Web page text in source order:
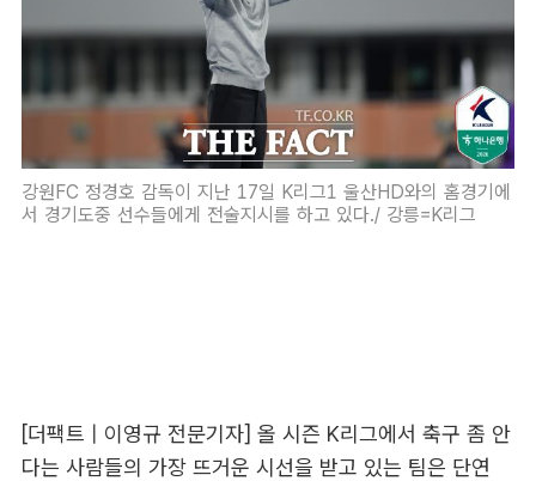
강원FC 정경호 감독이 지난 17일 K리그1 울산HD와의 홈경기에
서 경기도중 선수들에게 전술지시를 하고 있다./ 강릉=K리그
[더팩트 | 이영규 전문기자] 올 시즌 K리그에서 축구 좀 안
다는 사람들의 가장 뜨거운 시선을 받고 있는 팀은 단연